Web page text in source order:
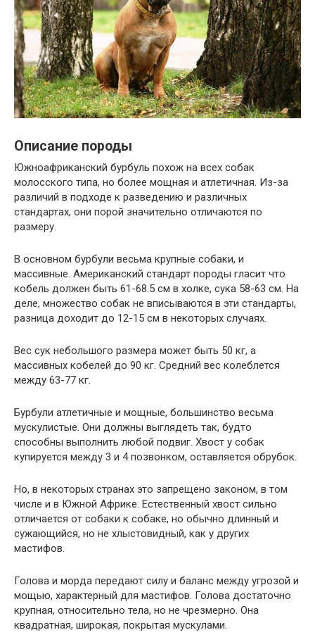
Описание породы
Южноафриканский бурбуль похож на всех собак
молосского типа, но более мощная и атлетичная. Из-за
различий в подходе к разведению и различных
стандартах, они порой значительно отличаются по
размеру.
В основном бурбули весьма крупные собаки, и
массивные. Американский стандарт породы гласит что
кобель должен быть 61-68.5 см в холке, сука 58-63 см. На
деле, множество собак не вписываются в эти стандарты,
разница доходит до 12-15 см в некоторых случаях.
Вес сук небольшого размера может быть 50 кг, а
массивных кобелей до 90 кг. Средний вес колеблется
между 63-77 кг.
Бурбули атлетичные и мощные, большинство весьма
мускулистые. Они должны выглядеть так, будто
способны выполнить любой подвиг. Хвост у собак
купируется между 3 и 4 позвонком, оставляется обрубок.
Но, в некоторых странах это запрещено законом, в том
числе и в Южной Африке. Естественный хвост сильно
отличается от собаки к собаке, но обычно длинный и
сужающийся, но не хлыстовидный, как у других
мастифов.
Голова и морда передают силу и баланс между угрозой и
мощью, характерный для мастифов. Голова достаточно
крупная, относительно тела, но не чрезмерно. Она
квадратная, широкая, покрытая мускулами.